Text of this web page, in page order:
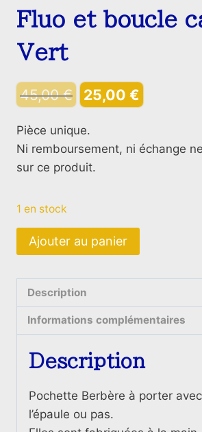
Fluo et boucle
Vert
45,00€
Le
initial
était :
25,00 €
actuel
Pièce unique.
Ni remboursement, ni échange
sur ce produit.
1 en stock
quantité
de
berbère
Vert
bandes
Fluo
Ajouter au panier
Description
Informations complémentaires
Description
Pochette Berbère à porter
l’épaule ou pas.